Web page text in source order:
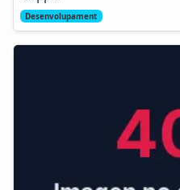
Desenvolupament